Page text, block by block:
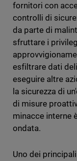
fornitori con
controlli di
da parte di
sfruttare i
esfiltrare dati
eseguire altre
la sicurezza di
di misure
minacce interne
ondata.
Uno dei